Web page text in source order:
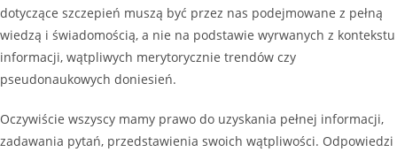
dotyczące szczepień muszą być przez nas podejmowane z pełną
wiedzą i świadomością, a nie na podstawie wyrwanych z kontekstu
informacji, wątpliwych merytorycznie trendów czy
pseudonaukowych doniesień.
Oczywiście wszyscy mamy prawo do uzyskania pełnej informacji,
zadawania pytań, przedstawienia swoich wątpliwości. Odpowiedzi